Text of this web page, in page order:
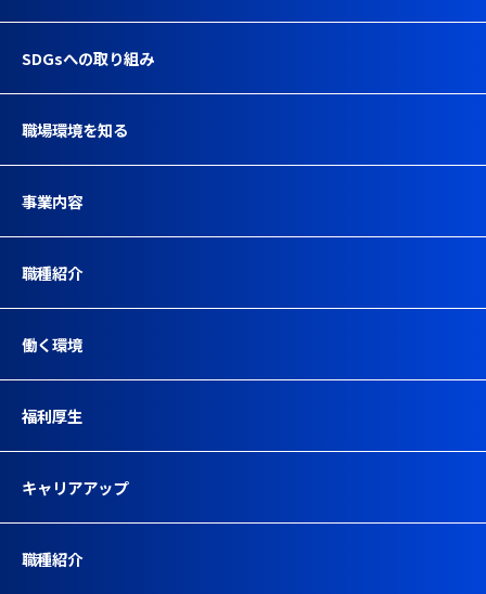
SDGsへの取り組み
職場環境を知る
事業内容
職種紹介
働く環境
福利厚生
キャリアアップ
職種紹介